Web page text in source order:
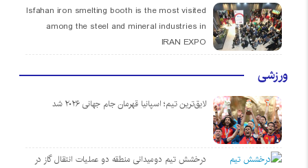
Isfahan iron smelting booth is the most visited
among the steel and mineral industries in
IRAN EXPO
ورزشی
لایق‌ترین تیم؛ اسپانیا قهرمان جام جهانی ۲۰۲۶ شد
درخشش تیم دومیدانی منطقه دو عملیات انتقال گاز در